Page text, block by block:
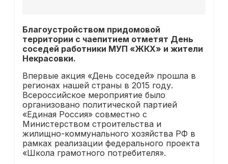
Благоустройством придомовой
территории с чаепитием отметят День
соседей работники МУП «ЖКХ» и жители
Некрасовки.
Впервые акция «День соседей» прошла в
регионах нашей страны в 2015 году.
Всероссийское мероприятие было
организовано политической партией
«Единая Россия» совместно с
Министерством строительства и
жилищно-коммунального хозяйства РФ в
рамках реализации федерального проекта
«Школа грамотного потребителя».